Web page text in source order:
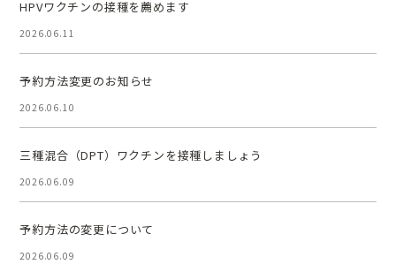
HPVワクチンの接種を薦めます
2026.06.11
予約方法変更のお知らせ
2026.06.10
三種混合（DPT）ワクチンを接種しましょう
2026.06.09
予約方法の変更について
2026.06.09